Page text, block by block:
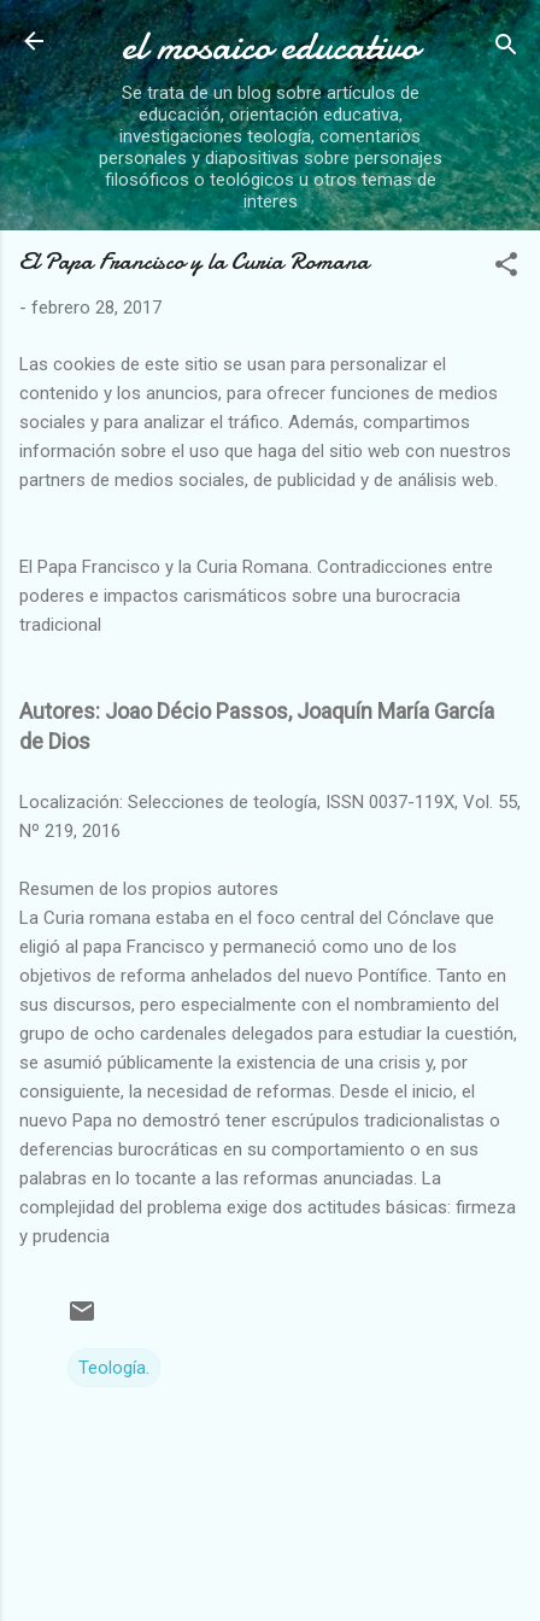
Ir al contenido principal
el mosaico educativo
Se trata de un blog sobre artículos de
educación, orientación educativa,
investigaciones teología, comentarios
personales y diapositivas sobre personajes
filosóficos o teológicos u otros temas de
interes
El Papa Francisco y la Curia Romana
- febrero 28, 2017
Las cookies de este sitio se usan para personalizar el
contenido y los anuncios, para ofrecer funciones de medios
sociales y para analizar el tráfico. Además, compartimos
información sobre el uso que haga del sitio web con nuestros
partners de medios sociales, de publicidad y de análisis web.
El Papa Francisco y la Curia Romana. Contradicciones entre
poderes e impactos carismáticos sobre una burocracia
tradicional
Autores: Joao Décio Passos, Joaquín María García
de Dios
Localización: Selecciones de teología, ISSN 0037-119X, Vol. 55,
Nº 219, 2016
Resumen de los propios autores
La Curia romana estaba en el foco central del Cónclave que
eligió al papa Francisco y permaneció como uno de los
objetivos de reforma anhelados del nuevo Pontífice. Tanto en
sus discursos, pero especialmente con el nombramiento del
grupo de ocho cardenales delegados para estudiar la cuestión,
se asumió públicamente la existencia de una crisis y, por
consiguiente, la necesidad de reformas. Desde el inicio, el
nuevo Papa no demostró tener escrúpulos tradicionalistas o
deferencias burocráticas en su comportamiento o en sus
palabras en lo tocante a las reformas anunciadas. La
complejidad del problema exige dos actitudes básicas: firmeza
y prudencia
Teología.